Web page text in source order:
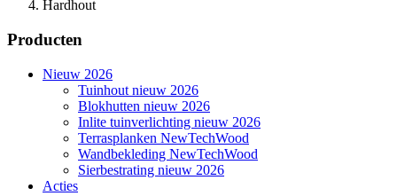
Hardhout
Producten
Nieuw 2026
Tuinhout nieuw 2026
Blokhutten nieuw 2026
Inlite tuinverlichting nieuw 2026
Terrasplanken NewTechWood
Wandbekleding NewTechWood
Sierbestrating nieuw 2026
Acties